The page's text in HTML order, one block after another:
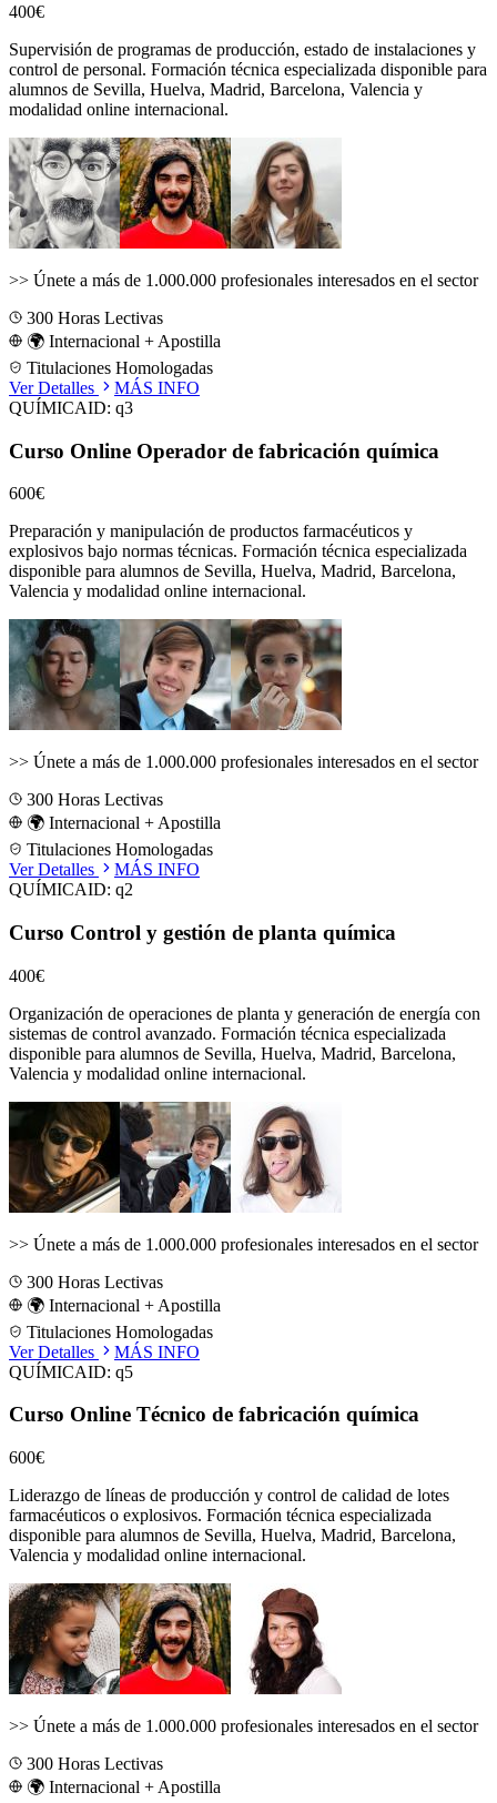
400€
Supervisión de programas de producción, estado de instalaciones y
control de personal. Formación técnica especializada disponible para
alumnos de Sevilla, Huelva, Madrid, Barcelona, Valencia y
modalidad online internacional.
>> Únete a más de 1.000.000 profesionales interesados en el sector
300 Horas Lectivas
🌍 Internacional + Apostilla
Titulaciones Homologadas
Ver Detalles
MÁS INFO
QUÍMICAID: q3
Curso Online Operador de fabricación química
600€
Preparación y manipulación de productos farmacéuticos y
explosivos bajo normas técnicas. Formación técnica especializada
disponible para alumnos de Sevilla, Huelva, Madrid, Barcelona,
Valencia y modalidad online internacional.
>> Únete a más de 1.000.000 profesionales interesados en el sector
300 Horas Lectivas
🌍 Internacional + Apostilla
Titulaciones Homologadas
Ver Detalles
MÁS INFO
QUÍMICAID: q2
Curso Control y gestión de planta química
400€
Organización de operaciones de planta y generación de energía con
sistemas de control avanzado. Formación técnica especializada
disponible para alumnos de Sevilla, Huelva, Madrid, Barcelona,
Valencia y modalidad online internacional.
>> Únete a más de 1.000.000 profesionales interesados en el sector
300 Horas Lectivas
🌍 Internacional + Apostilla
Titulaciones Homologadas
Ver Detalles
MÁS INFO
QUÍMICAID: q5
Curso Online Técnico de fabricación química
600€
Liderazgo de líneas de producción y control de calidad de lotes
farmacéuticos o explosivos. Formación técnica especializada
disponible para alumnos de Sevilla, Huelva, Madrid, Barcelona,
Valencia y modalidad online internacional.
>> Únete a más de 1.000.000 profesionales interesados en el sector
300 Horas Lectivas
🌍 Internacional + Apostilla